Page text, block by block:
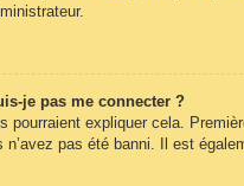
je pas me connecter ?
pourraient expliquer cela.
n’avez pas été banni. Il est